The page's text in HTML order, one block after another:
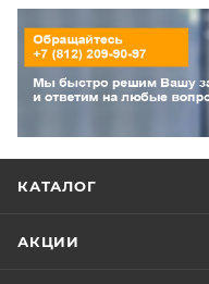
КАТАЛОГ
АКЦИИ